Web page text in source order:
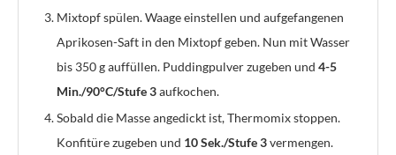
Mixtopf spülen. Waage einstellen und aufgefangenen
Aprikosen-Saft in den Mixtopf geben. Nun mit Wasser
bis 350 g auffüllen. Puddingpulver zugeben und 4-5
Min./90°C/Stufe 3aufkochen.
Sobald die Masse angedickt ist, Thermomix stoppen.
Konfitüre zugeben und 10 Sek./Stufe 3vermengen.